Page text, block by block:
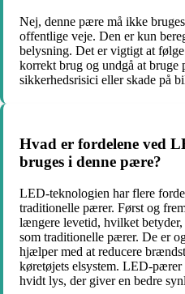
Nej, denne pære må ikke
offentlige veje. Den er kun
belysning. Det er vigtigt at
korrekt brug og undgå at
sikkerhedsrisici eller skade på
Hvad er fordelene ved
bruges i denne pære?
LED-teknologien har flere
traditionelle pærer. Først og
længere levetid, hvilket
som traditionelle pærer. De er
hjælper med at reducere
køretøjets elsystem. LED-
hvidt lys, der giver en bedre